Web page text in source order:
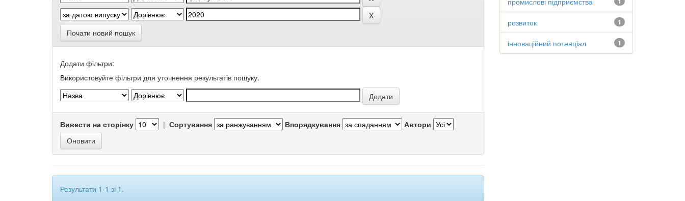
Почати новий пошук
Додати фільтри:
Використовуйте фільтри для уточнення результатів пошуку.
Вивести на сторінку | Сортування Впорядкування Автори
Результати 1-1 зі 1.
1
розвиток
1
інноваційний потенціал